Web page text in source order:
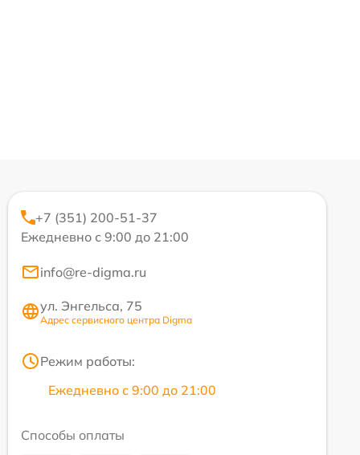
+7 (351) 200-51-37
Ежедневно с 9:00 до 21:00
info@re-digma.ru
ул. Энгельса, 75
Адрес сервисного центра Digma
Режим работы:
Ежедневно с 9:00 до 21:00
Способы оплаты